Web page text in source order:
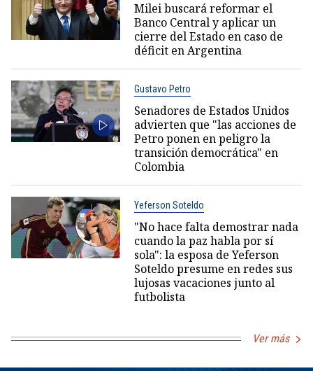
Milei buscará reformar el
Banco Central y aplicar un
cierre del Estado en caso de
déficit en Argentina
Gustavo Petro
Senadores de Estados Unidos
advierten que "las acciones de
Petro ponen en peligro la
transición democrática" en
Colombia
Yeferson Soteldo
"No hace falta demostrar nada
cuando la paz habla por sí
sola": la esposa de Yeferson
Soteldo presume en redes sus
lujosas vacaciones junto al
futbolista
Ver más